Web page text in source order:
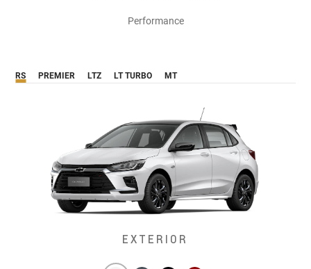
Performance
RS PREMIER LTZ LT TURBO MT
EXTERIOR